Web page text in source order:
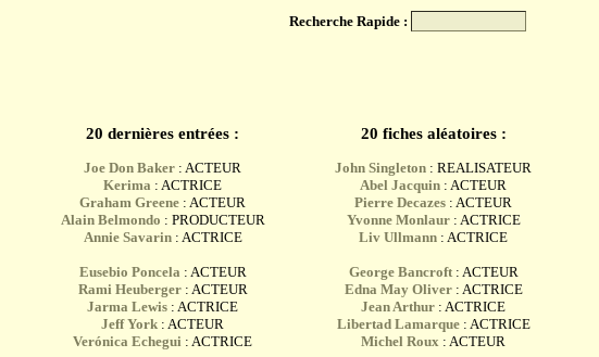
Recherche Rapide :
20 dernières entrées :
Joe Don Baker : ACTEUR
Kerima : ACTRICE
Graham Greene : ACTEUR
Alain Belmondo : PRODUCTEUR
Annie Savarin: ACTRICE
Eusebio Poncela : ACTEUR
Rami Heuberger: ACTEUR
Jarma Lewis : ACTRICE
Jeff York : ACTEUR
Verónica Echegui : ACTRICE
20 fiches aléatoires :
John Singleton : REALISATEUR
Abel Jacquin : ACTEUR
Pierre Decazes : ACTEUR
Yvonne Monlaur: ACTRICE
Liv Ullmann : ACTRICE
George Bancroft: ACTEUR
Edna May Oliver: ACTRICE
Jean Arthur : ACTRICE
Libertad Lamarque: ACTRICE
Michel Roux : ACTEUR